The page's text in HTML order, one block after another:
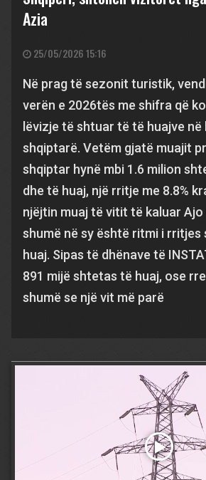
Azia
25/05/2026 15:16
Në prag të sezonit turistik,
verën e 2026tës me shifra që
lëvizje të shtuar të të huajve
shqiptarë. Vetëm gjatë muajit
shqiptar hynë mbi 1.6 milion
dhe të huaj, një rritje me 8.8%
njëjtin muaj të vitit të kaluar Ajo
shumë në sy është ritmi i
huaj. Sipas të dhënave të
891 mijë shtetas të huaj, ose
shumë se një vit më parë